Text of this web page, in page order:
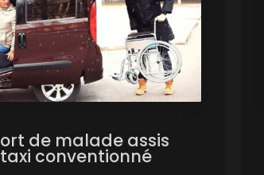
de malade assis
conventionné